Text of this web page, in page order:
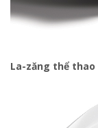
La-zăng thể thao